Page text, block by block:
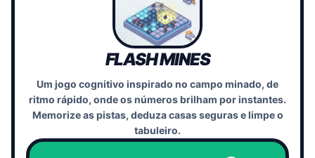
FLASH MINES
Um jogo cognitivo inspirado no campo minado, de
ritmo rápido, onde os números brilham por instantes.
Memorize as pistas, deduza casas seguras e limpe o
tabuleiro.